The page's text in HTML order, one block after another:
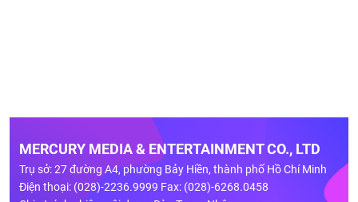
MERCURY MEDIA & ENTERTAINMENT CO., LTD
Trụ sở: 27 đường A4, phường Bảy Hiền, thành phố Hồ Chí Minh
Điện thoại: (028)-2236.9999 Fax: (028)-6268.0458